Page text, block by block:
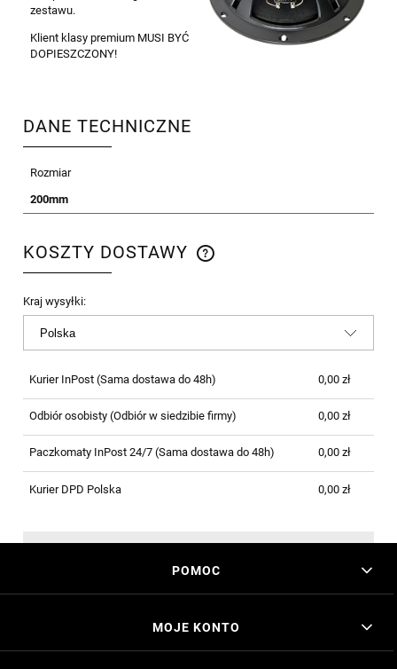
zestawu.
Klient klasy premium MUSI BYĆ
DOPIESZCZONY!
DANE TECHNICZNE
Rozmiar
200mm
KOSZTY DOSTAWY
CENA NIE ZAWIERA EWENTUALNYCH KOSZTÓW
Kraj wysyłki:
Kurier InPost(Sama dostawa do 48h) 0,00 zł
Odbiór osobisty(Odbiór w siedzibie firmy) 0,00 zł
Paczkomaty InPost 24/7(Sama dostawa do 48h) 0,00 zł
Kurier DPD Polska 0,00 zł
POMOC
MOJE KONTO